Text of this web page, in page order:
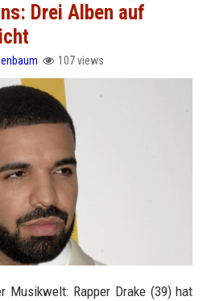
Drei Alben auf
107 views
Musikwelt: Rapper Drake (39) hat